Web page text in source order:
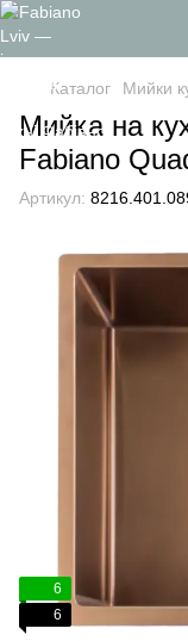
Каталог Мийки
Мийка на
Fabiano
Артикул:
6
6